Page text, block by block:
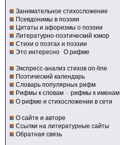
Занимательное стихосложение
Псевдонимы в поэзии
Цитаты и афоризмы о поэзии
Литературно-поэтический юмор
Стихи о поэтах и поэзии
Это интересно О рифме
Экспресс-анализ стихов on-line
Поэтический календарь
Словарь популярных рифм
Рифмы к словам и рифмы к именам
О рифме и стихосложении в сети
О сайте и авторе
Ссылки на литературные сайты
Обратная связь